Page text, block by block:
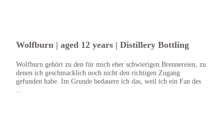
Wolfburn | aged 12 years | Distillery Bottling
Wolfburn gehört zu den für mich eher schwierigen Brennereien, zu
denen ich geschmacklich noch nicht den richtigen Zugang
gefunden habe. Im Grunde bedauere ich das, weil ich ein Fan des